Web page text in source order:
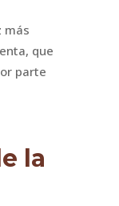
más
que
parte
la